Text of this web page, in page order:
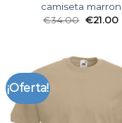
camiseta marron
€34.00 €21.00
¡Oferta!